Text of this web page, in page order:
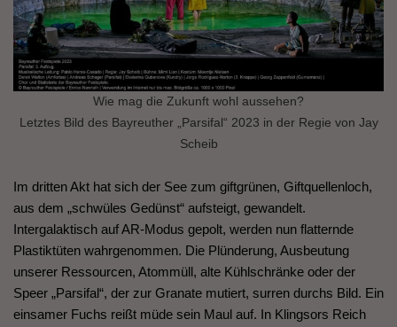
Wie mag die Zukunft wohl aussehen?
Letztes Bild des Bayreuther „Parsifal“ 2023 in der Regie von Jay
Scheib
Im dritten Akt hat sich der See zum giftgrünen, Giftquellenloch,
aus dem „schwüles Gedünst“ aufsteigt, gewandelt.
Intergalaktisch auf AR-Modus gepolt, werden nun flatternde
Plastiktüten wahrgenommen. Die Plünderung, Ausbeutung
unserer Ressourcen, Atommüll, alte Kühlschränke oder der
Speer „Parsifal“, der zur Granate mutiert, surren durchs Bild. Ein
einsamer Fuchs reißt müde sein Maul auf. In Klingsors Reich